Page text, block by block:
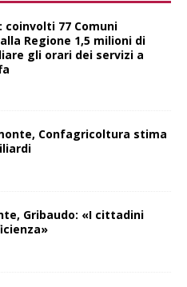
coinvolti 77 Comuni
Regione 1,5 milioni di
gli orari dei servizi a
Confagricoltura stima
Gribaudo: «I cittadini